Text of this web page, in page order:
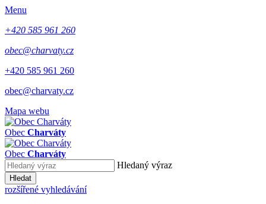
Menu
+420 585 961 260
obec@charvaty.cz
+420 585 961 260
obec@charvaty.cz
Mapa webu
Obec Charváty
Obec Charváty
Hledaný výraz
Hledat
rozšířené vyhledávání